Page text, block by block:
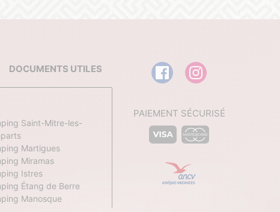
DOCUMENTS UTILES
Saint-Mitre-les-
Martigues
Miramas
Istres
Étang de Berre
Manosque
PAIEMENT SÉCURISÉ